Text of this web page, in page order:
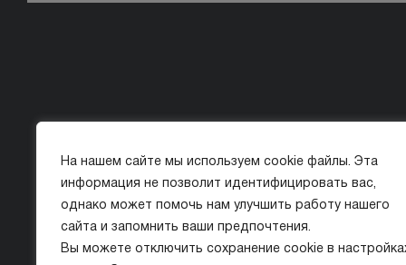
На нашем сайте мы используем cookie файлы. Эта
информация не позволит идентифицировать вас,
однако может помочь нам улучшить работу нашего
сайта и запомнить ваши предпочтения.
Вы можете отключить сохранение cookie в